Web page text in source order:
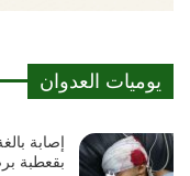
يوميات العدوان
إصابة
بقعطبة